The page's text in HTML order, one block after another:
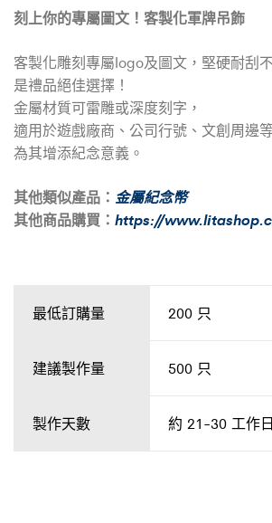
刻上你的專屬圖文！客製化軍牌吊飾
客製化雕刻專屬logo及圖文，堅硬耐刮
是禮品絕佳選擇！
金屬材質可雷雕或深度刻字，
適用於遊戲廠商、公司行號、文創周邊
為其增添紀念意義。
其他類似產品： 金屬紀念幣
其他商品購買： https://
最低訂購量 200 只
建議製作量 500 只
製作天數 約 21-30 工作日